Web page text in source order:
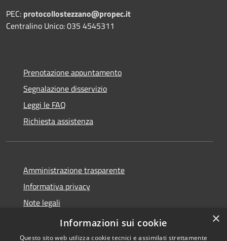
PEC: protocollostezzano@propec.it
Centralino Unico: 035 4545311
Prenotazione appuntamento
Segnalazione disservizio
Leggi le FAQ
Richiesta assistenza
Amministrazione trasparente
Informativa privacy
Note legali
Dichiarazione di accessibilità
×
Informazioni sui cookie
Questo sito web utilizza cookie tecnici e assimilati strettamente